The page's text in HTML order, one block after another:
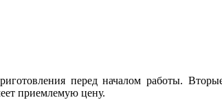
перед началом работы.
приемлемую цену.